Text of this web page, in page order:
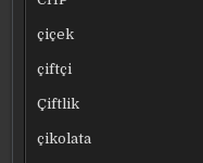
çiçek
çiftçi
Çiftlik
çikolata